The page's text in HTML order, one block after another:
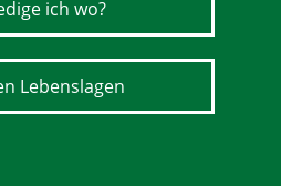
ich wo?
Lebenslagen